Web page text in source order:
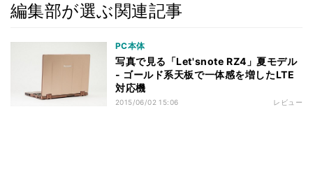
編集部が選ぶ関連記事
PC本体
写真で見る「Let'snote RZ4」夏モデル
- ゴールド系天板で一体感を増したLTE
対応機
2015/06/02 15:06 レビュー